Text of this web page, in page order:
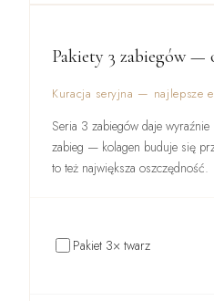
Pakiety 3 zabiegów —
Kuracja seryjna — najlepsze
Seria 3 zabiegów daje
zabieg — kolagen buduje się
to też największa oszczędność.
Pakiet 3× twarz